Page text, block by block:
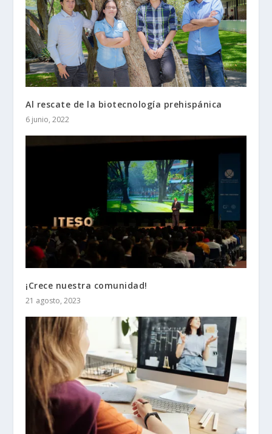
Al rescate de la biotecnología prehispánica
6 junio, 2022
¡Crece nuestra comunidad!
21 agosto, 2023